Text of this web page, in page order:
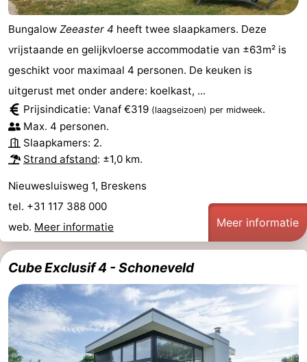
Bungalow Zeeaster 4 heeft twee slaapkamers. Deze
vrijstaande en gelijkvloerse accommodatie van ±63m² is
geschikt voor maximaal 4 personen. De keuken is
uitgerust met onder andere: koelkast, ...
Prijsindicatie: Vanaf €319 (laagseizoen) per midweek.
Max. 4 personen.
Slaapkamers: 2.
Strand afstand: ±1,0 km.
Nieuwesluisweg 1, Breskens
tel. +31 117 388 000
web. Meer informatie Meer informatie
Cube Exclusif 4 - Schoneveld